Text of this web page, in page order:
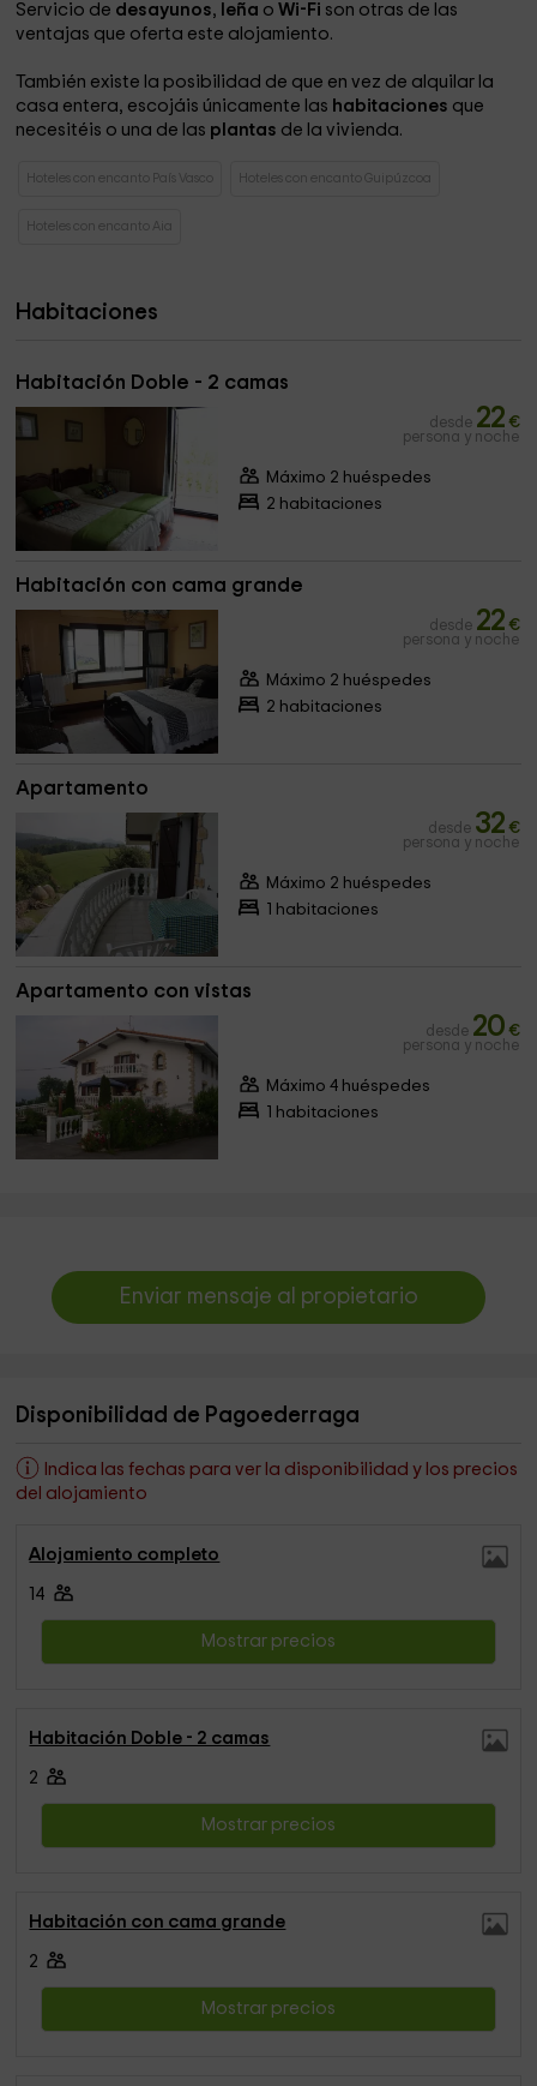
Servicio de desayunos, leña oWi-Fi son otras de las
ventajas que oferta este alojamiento.
También existe la posibilidad de que en vez de alquilar la
casa entera, escojáis únicamente las habitaciones que
necesitéis o una de las plantas de la vivienda.
Hoteles con encanto País Vasco Hoteles con encanto Guipúzcoa
Hoteles con encanto Aia
Habitaciones
Habitación Doble - 2 camas
desde 22 €
persona y noche
Máximo 2 huéspedes
2 habitaciones
Habitación con cama grande
desde 22 €
persona y noche
Máximo 2 huéspedes
2 habitaciones
Apartamento
desde 32 €
persona y noche
Máximo 2 huéspedes
1 habitaciones
Apartamento con vistas
desde 20 €
persona y noche
Máximo 4 huéspedes
1 habitaciones
Enviar mensaje al propietario
Disponibilidad de Pagoederraga
Indica las fechas para ver la disponibilidad y los precios
del alojamiento
Alojamiento completo
14
Mostrar precios
Habitación Doble - 2 camas
2
Mostrar precios
Habitación con cama grande
2
Mostrar precios